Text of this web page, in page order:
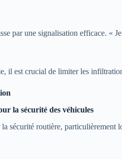
par une signalisation efficace. «
est crucial de limiter les
la sécurité des véhicules
sécurité routière, particulièrement